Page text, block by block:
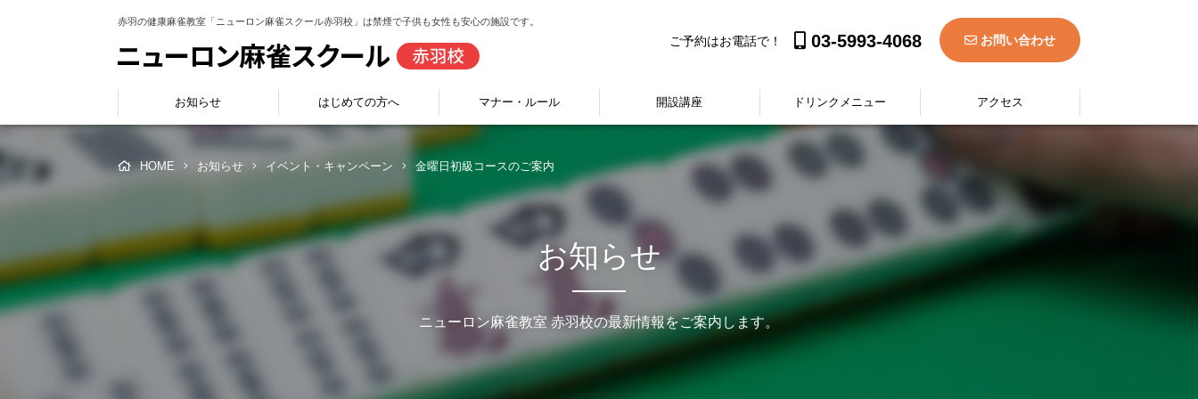
赤羽の健康麻雀教室「ニューロン麻雀スクール赤羽校」は禁煙で子供も女性も安心の施設です。
ご予約はお電話で！ 03-5993-4068 お問い合わせ
お知らせ はじめての方へ マナー・ルール 開設講座 ドリンクメニュー アクセス
HOME お知らせ イベント・キャンペーン 金曜日初級コースのご案内
お知らせ
ニューロン麻雀教室 赤羽校の最新情報をご案内します。